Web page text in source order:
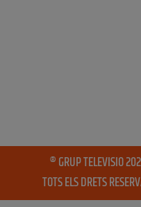
® GRUP TELEVISIO
TOTS ELS DRETS